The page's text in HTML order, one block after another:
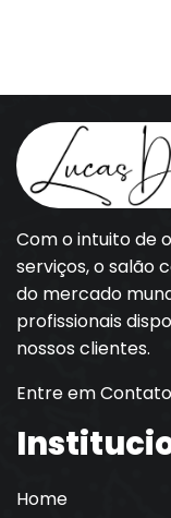
Com o intuito de
serviços, o salão
do mercado
profissionais
nossos clientes.
Entre em Contato
Home